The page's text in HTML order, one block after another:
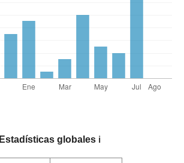
Estadísticas globales ℹ️